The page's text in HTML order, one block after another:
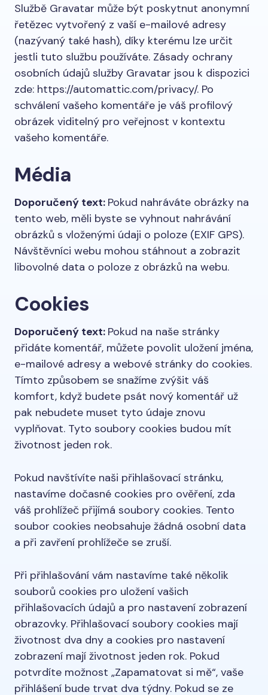
Službě Gravatar může být poskytnut anonymní
řetězec vytvořený z vaší e-mailové adresy
(nazývaný také hash), díky kterému lze určit
jestli tuto službu používáte. Zásady ochrany
osobních údajů služby Gravatar jsou k dispozici
zde: https://automattic.com/privacy/. Po
schválení vašeho komentáře je váš profilový
obrázek viditelný pro veřejnost v kontextu
vašeho komentáře.
Média
Doporučený text: Pokud nahráváte obrázky na
tento web, měli byste se vyhnout nahrávání
obrázků s vloženými údaji o poloze (EXIF GPS).
Návštěvníci webu mohou stáhnout a zobrazit
libovolné data o poloze z obrázků na webu.
Cookies
Doporučený text: Pokud na naše stránky
přidáte komentář, můžete povolit uložení jména,
e-mailové adresy a webové stránky do cookies.
Tímto způsobem se snažíme zvýšit váš
komfort, když budete psát nový komentář už
pak nebudete muset tyto údaje znovu
vyplňovat. Tyto soubory cookies budou mít
životnost jeden rok.
Pokud navštívíte naši přihlašovací stránku,
nastavíme dočasné cookies pro ověření, zda
váš prohlížeč přijímá soubory cookies. Tento
soubor cookies neobsahuje žádná osobní data
a při zavření prohlížeče se zruší.
Při přihlašování vám nastavíme také několik
souborů cookies pro uložení vašich
přihlašovacích údajů a pro nastavení zobrazení
obrazovky. Přihlašovací soubory cookies mají
životnost dva dny a cookies pro nastavení
zobrazení mají životnost jeden rok. Pokud
potvrdíte možnost „Zapamatovat si mě“, vaše
přihlášení bude trvat dva týdny. Pokud se ze